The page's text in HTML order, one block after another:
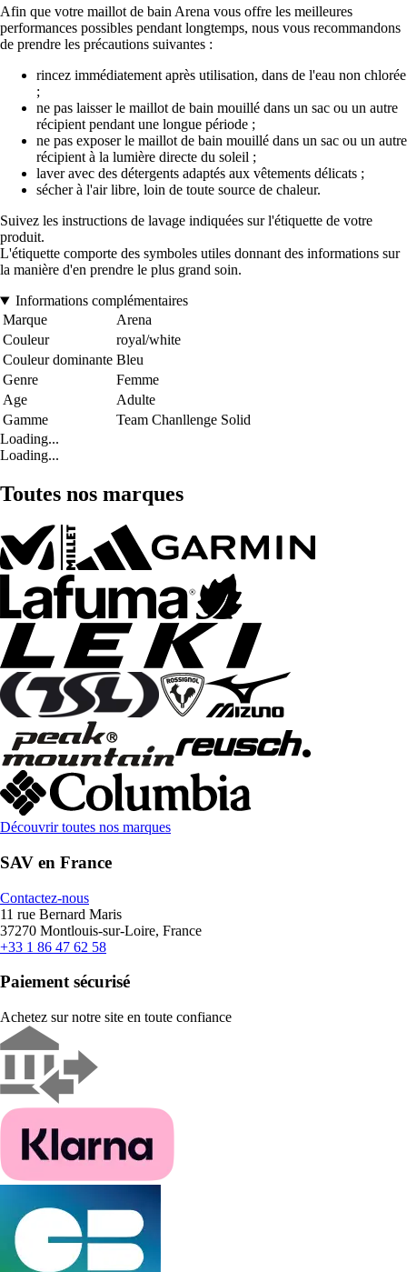
Afin que votre maillot de bain Arena vous offre les meilleures
performances possibles pendant longtemps, nous vous recommandons
de prendre les précautions suivantes :
rincez immédiatement après utilisation, dans de l'eau non chlorée
;
ne pas laisser le maillot de bain mouillé dans un sac ou un autre
récipient pendant une longue période ;
ne pas exposer le maillot de bain mouillé dans un sac ou un autre
récipient à la lumière directe du soleil ;
laver avec des détergents adaptés aux vêtements délicats ;
sécher à l'air libre, loin de toute source de chaleur.
Suivez les instructions de lavage indiquées sur l'étiquette de votre
produit.
L'étiquette comporte des symboles utiles donnant des informations sur
la manière d'en prendre le plus grand soin.
Informations complémentaires
Marque
Arena
Couleur
royal/white
Couleur dominante Bleu
Genre
Femme
Age
Adulte
Gamme
Team Chanllenge Solid
Loading...
Loading...
Toutes nos marques
Découvrir toutes nos marques
SAV en France
Contactez-nous
11 rue Bernard Maris
37270 Montlouis-sur-Loire, France
+33 1 86 47 62 58
Paiement sécurisé
Achetez sur notre site en toute confiance